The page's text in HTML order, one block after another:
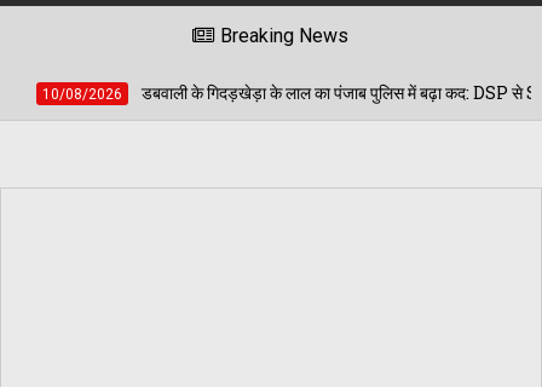
Breaking News
के लाल का पंजाब पुलिस में बढ़ा कद: DSP से SP प्रमोट हुए बूटा सिंह गिल,